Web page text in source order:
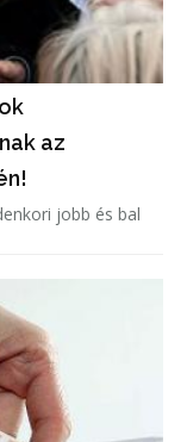
az
jobb és bal